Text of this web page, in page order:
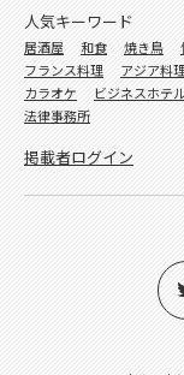
人気キーワード
居酒屋 和食 焼き鳥
フランス料理
アジア料
カラオケ
ビジネスホテ
法律事務所
掲載者ログイン